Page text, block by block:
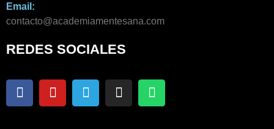
Email:
contacto@academiamentesana.com​
REDES SOCIALES
F
a
Y
o
T
e
I
n
W
h